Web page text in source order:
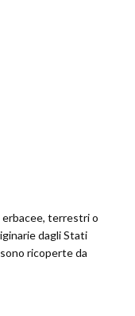
terrestri o
dagli Stati
ricoperte da